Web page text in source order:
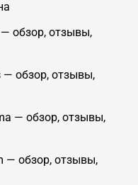
обзор, отзывы,
— обзор, отзывы,
— обзор, отзывы,
— обзор, отзывы,